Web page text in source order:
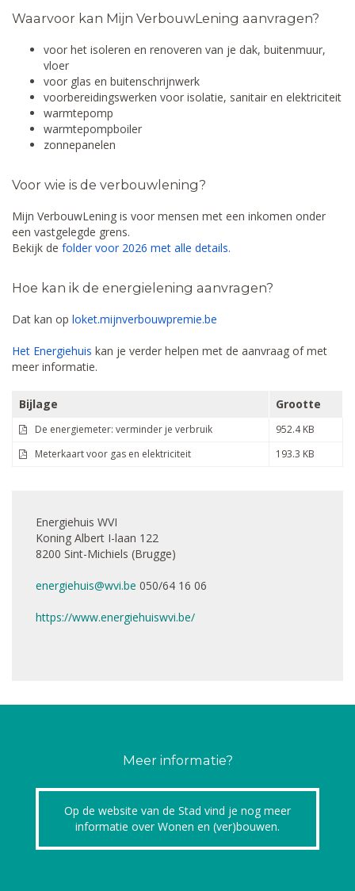
Waarvoor kan Mijn VerbouwLening aanvragen?
voor het isoleren en renoveren van je dak, buitenmuur,
vloer
voor glas en buitenschrijnwerk
voorbereidingswerken voor isolatie, sanitair en elektriciteit
warmtepomp
warmtepompboiler
zonnepanelen
Voor wie is de verbouwlening?
Mijn VerbouwLening is voor mensen met een inkomen onder
een vastgelegde grens.
Bekijk de folder voor 2026 met alle details.
Hoe kan ik de energielening aanvragen?
Dat kan op loket.mijnverbouwpremie.be
Het Energiehuis kan je verder helpen met de aanvraag of met
meer informatie.
Bijlage Grootte
De energiemeter: verminder je verbruik
952.4 KB
Meterkaart voor gas en elektriciteit
193.3 KB
Energiehuis WVI
Koning Albert I-laan 122
8200 Sint-Michiels (Brugge)
energiehuis@wvi.be 050/64 16 06
https://www.energiehuiswvi.be/
Meer informatie?
Op de website van de Stad vind je nog meer
informatie over Wonen en (ver)bouwen.